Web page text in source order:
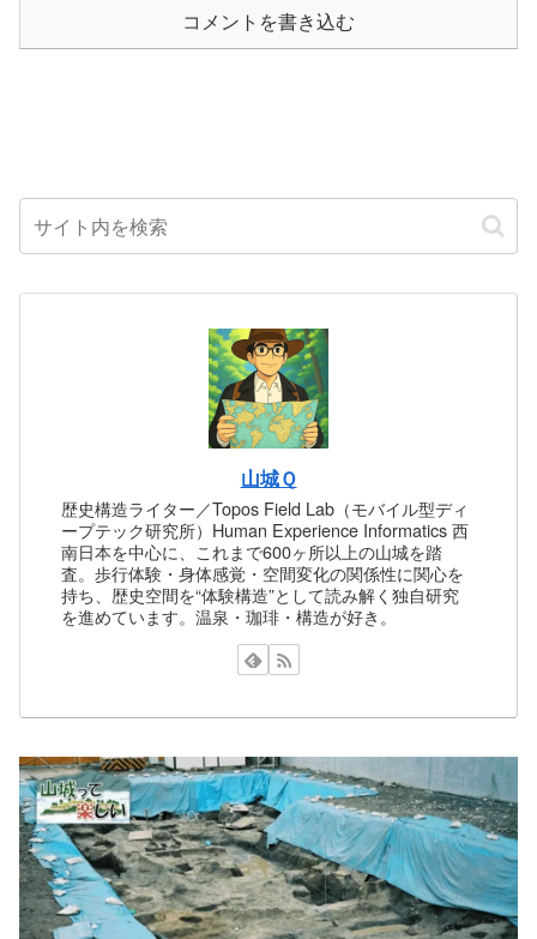
コメントを書き込む
山城Ｑ
歴史構造ライター／Topos Field Lab（モバイル型ディ
ープテック研究所）Human Experience Informatics 西
南日本を中心に、これまで600ヶ所以上の山城を踏
査。歩行体験・身体感覚・空間変化の関係性に関心を
持ち、歴史空間を“体験構造”として読み解く独自研究
を進めています。温泉・珈琲・構造が好き。